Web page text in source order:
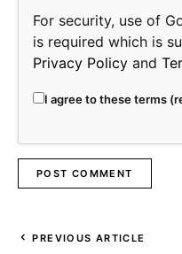
For security, use of
is required which is
Privacy Policy and
I agree to these terms
PREVIOUS ARTICLE